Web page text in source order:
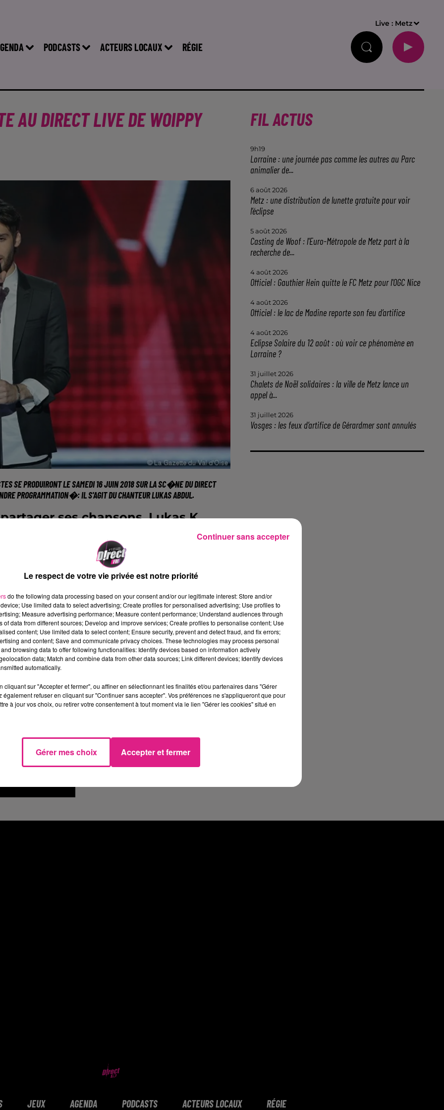
PODCASTS ACTEURS LOCAUX RÉGIE
Live : Metz
AU DIRECT LIVE DE WOIPPY
SE PRODUIRONT LESAMEDI 16 JUIN 2018SUR LA SC�NE DUDIRECT
PROGRAMMATION�: IL S'AGIT DU CHANTEURLUKAS ABDUL.
ses chansons, Lukas K.
2016, envieux de �
du public � sur une possible
de Zazie sur � Les mots bleus
il quitte l'aventure et d�marre
pr�sente en concerts face � un
et de plus en plus fid�le.
FIL ACTUS
9h19
Lorraine : une journée pas comme les autres au Parc
animalier de...
6 août 2026
Metz : une distribution de lunette gratuite pour voir
l’éclipse
5 août 2026
Casting de Woof : l'Euro-Métropole de Metz part à la
recherche de...
4 août 2026
Officiel : Gauthier Hein quitte le FC Metz pour l'OGC Nice
4 août 2026
Officiel : le lac de Madine reporte son feu d’artifice
4 août 2026
Eclipse Solaire du 12 août : où voir ce phénomène en
Lorraine ?
31 juillet 2026
Chalets de Noël solidaires : la ville de Metz lance un
appel à...
31 juillet 2026
Vosges : les feux d’artifice de Gérardmer sont annulés
JEUX AGENDA PODCASTS ACTEURS LOCAUX RÉGIE
Le respect de votre vie privée est notre priorité
do the following data processing based on your consent and/or our legitimate interest: Store and/or
Use limited data to select advertising; Create profiles for personalised advertising; Use profiles to
Measure advertising performance; Measure content performance; Understand audiences through
of data from different sources; Develop and improve services; Create profiles to personalise content; Use
content; Use limited data to select content; Ensure security, prevent and detect fraud, and fix errors;
and content; Save and communicate privacy choices. These technologies may process personal
browsing data to offer following functionalities: Identify devices based on information actively
data; Match and combine data from other data sources; Link different devices; Identify devices
automatically.
cliquant sur "Accepter et fermer", ou affiner en sélectionnant les finalités et/ou partenaires dans "Gérer
également refuser en cliquant sur "Continuer sans accepter". Vos préférences ne s'appliqueront que pour
à jour vos choix, ou retirer votre consentement à tout moment via le lien "Gérer les cookies" situé en
Gérer mes choix Accepter et fermer
Continuer sans accepter